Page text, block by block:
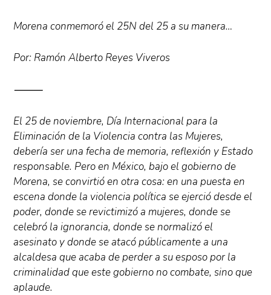
Morena conmemoró el 25N del 25 a su manera…
Por: Ramón Alberto Reyes Viveros
⸻
El 25 de noviembre, Día Internacional para la
Eliminación de la Violencia contra las Mujeres,
debería ser una fecha de memoria, reflexión y Estado
responsable. Pero en México, bajo el gobierno de
Morena, se convirtió en otra cosa: en una puesta en
escena donde la violencia política se ejerció desde el
poder, donde se revictimizó a mujeres, donde se
celebró la ignorancia, donde se normalizó el
asesinato y donde se atacó públicamente a una
alcaldesa que acaba de perder a su esposo por la
criminalidad que este gobierno no combate, sino que
aplaude.